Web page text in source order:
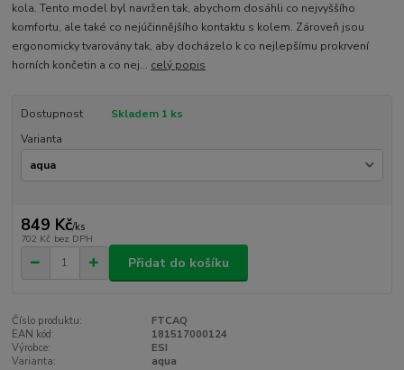
kola. Tento model byl navržen tak, abychom dosáhli co nejvyššího
komfortu, ale také co nejúčinnějšího kontaktu s kolem. Zároveň jsou
ergonomicky tvarovány tak, aby docházelo k co nejlepšímu prokrvení
horních končetin a co nej... celý popis
Dostupnost
Skladem 1 ks
Varianta
849 Kč/ks
702 Kč bez DPH
Přidat do košíku
Číslo produktu:
FTCAQ
EAN kód:
181517000124
Výrobce:
ESI
Varianta:
aqua